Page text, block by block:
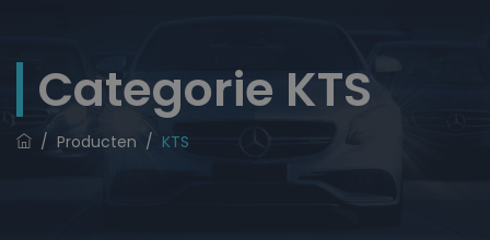
Categorie KTS
/ Producten / KTS